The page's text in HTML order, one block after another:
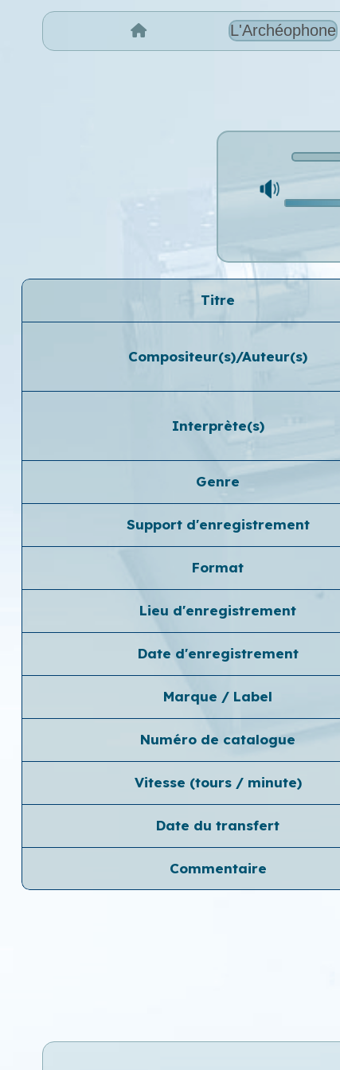
L'Archéophone
Titre
Compositeur(s)/Auteur(s)
Interprète(s)
Genre
Support d'enregistrement
Format
Lieu d'enregistrement
Date d'enregistrement
Marque / Label
Numéro de catalogue
Vitesse (tours / minute)
Date du transfert
Commentaire